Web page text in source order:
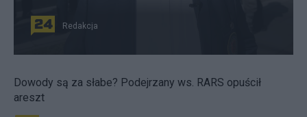
Redakcja
Dowody są za słabe? Podejrzany ws. RARS opuścił
areszt